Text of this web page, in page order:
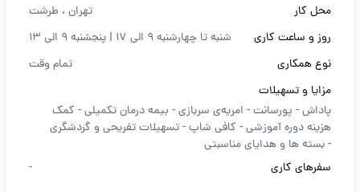
محل کار
تهران ، طرشت
روز و ساعت کاری
شنبه تا چهارشنبه 9 الی 17 | پنجشنبه 9 الی 13
نوع همکاری
تمام وقت
مزایا و تسهیلات
پاداش - پورسانت - امریه‌ی سربازی - بیمه درمان تکمیلی - کمک
هزینه دوره آموزشی - کافی شاپ -تسهیلات تفریحی و گردشگری
-بسته ها و هدایای مناسبتی
سفرهای کاری
-